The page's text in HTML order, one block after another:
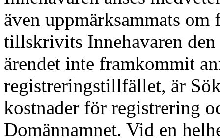
även uppmärksammats
tillskrivits Innehavaren
ärendet inte framkommit
registreringstillfället, är
kostnader för registrering
Domännamnet. Vid en